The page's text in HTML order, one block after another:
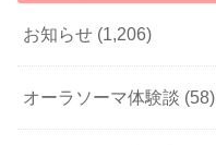
お知らせ (1,206)
オーラソーマ体験談 (58)